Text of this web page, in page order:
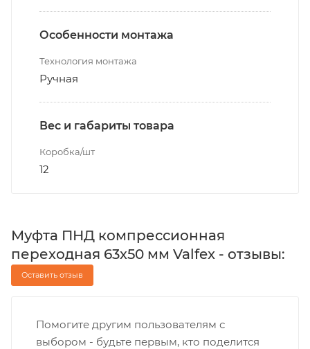
Особенности монтажа
Технология монтажа
Ручная
Вес и габариты товара
Коробка/шт
12
Муфта ПНД компрессионная
переходная 63х50 мм Valfex - отзывы:
Оставить отзыв
Помогите другим пользователям с
выбором - будьте первым, кто поделится